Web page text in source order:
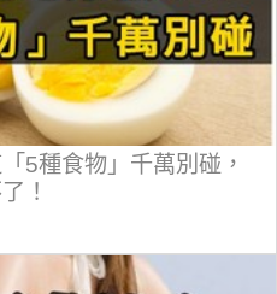
5種食物」千萬別碰，
！